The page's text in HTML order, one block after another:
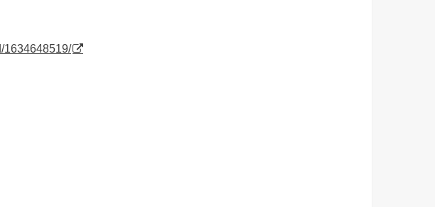
1634648519/